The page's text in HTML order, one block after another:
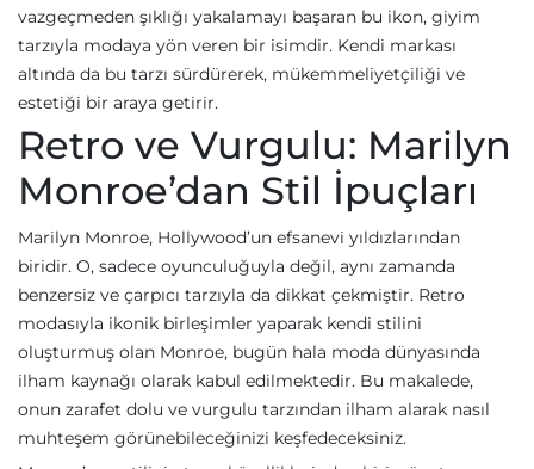
vazgeçmeden şıklığı yakalamayı başaran bu ikon, giyim
tarzıyla modaya yön veren bir isimdir. Kendi markası
altında da bu tarzı sürdürerek, mükemmeliyetçiliği ve
estetiği bir araya getirir.
Retro ve Vurgulu: Marilyn
Monroe’dan Stil İpuçları
Marilyn Monroe, Hollywood’un efsanevi yıldızlarından
biridir. O, sadece oyunculuğuyla değil, aynı zamanda
benzersiz ve çarpıcı tarzıyla da dikkat çekmiştir. Retro
modasıyla ikonik birleşimler yaparak kendi stilini
oluşturmuş olan Monroe, bugün hala moda dünyasında
ilham kaynağı olarak kabul edilmektedir. Bu makalede,
onun zarafet dolu ve vurgulu tarzından ilham alarak nasıl
muhteşem görünebileceğinizi keşfedeceksiniz.